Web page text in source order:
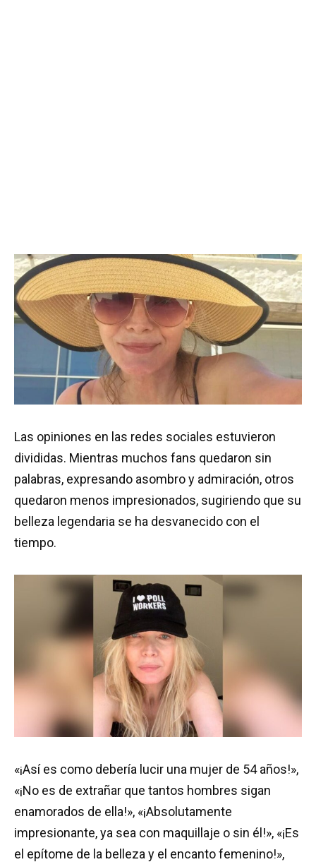
Las opiniones en las redes sociales estuvieron
divididas. Mientras muchos fans quedaron sin
palabras, expresando asombro y admiración, otros
quedaron menos impresionados, sugiriendo que su
belleza legendaria se ha desvanecido con el
tiempo.
«¡Así es como debería lucir una mujer de 54 años!»,
«¡No es de extrañar que tantos hombres sigan
enamorados de ella!», «¡Absolutamente
impresionante, ya sea con maquillaje o sin él!», «¡Es
el epítome de la belleza y el encanto femenino!»,